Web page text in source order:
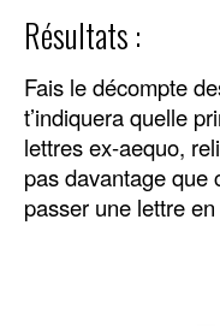
Résultats :
Fais le décompte
t’indiquera quelle
lettres ex-aequo,
pas davantage que
passer une lettre